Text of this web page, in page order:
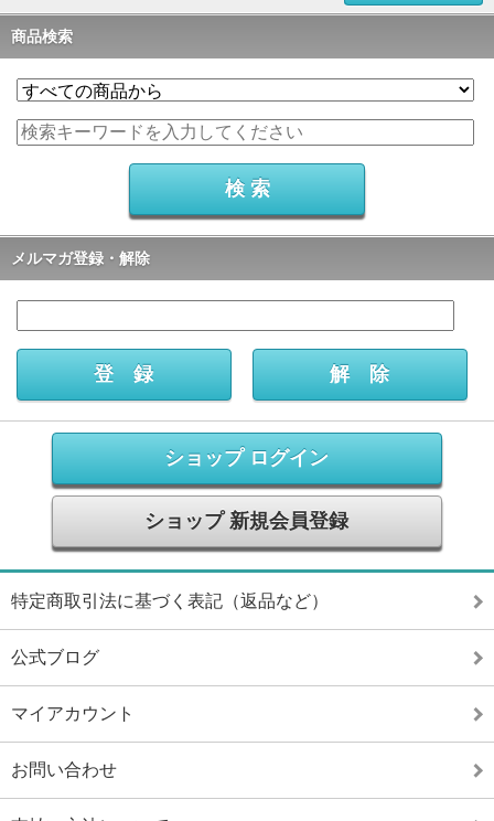
商品検索
メルマガ登録・解除
ショップ ログイン
ショップ 新規会員登録
特定商取引法に基づく表記（返品など）
公式ブログ
マイアカウント
お問い合わせ